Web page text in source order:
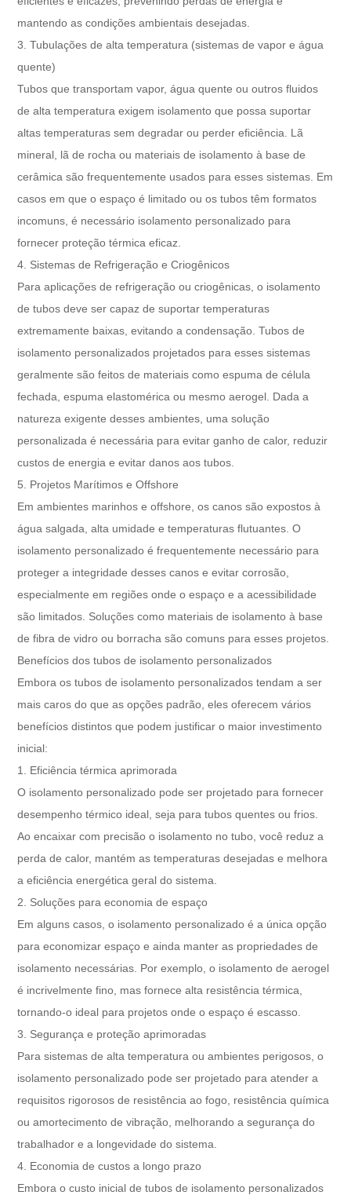
mantendo as condições ambientais desejadas.
3. Tubulações de alta temperatura (sistemas de vapor e água
quente)
Tubos que transportam vapor, água quente ou outros fluidos
de alta temperatura exigem isolamento que possa suportar
altas temperaturas sem degradar ou perder eficiência. Lã
mineral, lã de rocha ou materiais de isolamento à base de
cerâmica são frequentemente usados ​​para esses sistemas. Em
casos em que o espaço é limitado ou os tubos têm formatos
incomuns, é necessário isolamento personalizado para
fornecer proteção térmica eficaz.
4. Sistemas de Refrigeração e Criogênicos
Para aplicações de refrigeração ou criogênicas, o isolamento
de tubos deve ser capaz de suportar temperaturas
extremamente baixas, evitando a condensação. Tubos de
isolamento personalizados projetados para esses sistemas
geralmente são feitos de materiais como espuma de célula
fechada, espuma elastomérica ou mesmo aerogel. Dada a
natureza exigente desses ambientes, uma solução
personalizada é necessária para evitar ganho de calor, reduzir
custos de energia e evitar danos aos tubos.
5. Projetos Marítimos e Offshore
Em ambientes marinhos e offshore, os canos são expostos à
água salgada, alta umidade e temperaturas flutuantes. O
isolamento personalizado é frequentemente necessário para
proteger a integridade desses canos e evitar corrosão,
especialmente em regiões onde o espaço e a acessibilidade
são limitados. Soluções como materiais de isolamento à base
de fibra de vidro ou borracha são comuns para esses projetos.
Benefícios dos tubos de isolamento personalizados
Embora os tubos de isolamento personalizados tendam a ser
mais caros do que as opções padrão, eles oferecem vários
benefícios distintos que podem justificar o maior investimento
inicial:
1. Eficiência térmica aprimorada
O isolamento personalizado pode ser projetado para fornecer
desempenho térmico ideal, seja para tubos quentes ou frios.
Ao encaixar com precisão o isolamento no tubo, você reduz a
perda de calor, mantém as temperaturas desejadas e melhora
a eficiência energética geral do sistema.
2. Soluções para economia de espaço
Em alguns casos, o isolamento personalizado é a única opção
para economizar espaço e ainda manter as propriedades de
isolamento necessárias. Por exemplo, o isolamento de aerogel
é incrivelmente fino, mas fornece alta resistência térmica,
tornando-o ideal para projetos onde o espaço é escasso.
3. Segurança e proteção aprimoradas
Para sistemas de alta temperatura ou ambientes perigosos, o
isolamento personalizado pode ser projetado para atender a
requisitos rigorosos de resistência ao fogo, resistência química
ou amortecimento de vibração, melhorando a segurança do
trabalhador e a longevidade do sistema.
4. Economia de custos a longo prazo
Embora o custo inicial de tubos de isolamento personalizados